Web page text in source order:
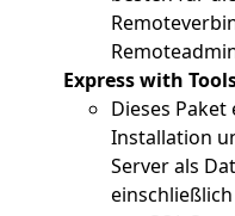
Express with
Dieses
Installation
Server als